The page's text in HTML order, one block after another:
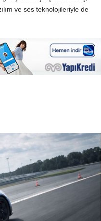
ve ses teknolojileriyle de